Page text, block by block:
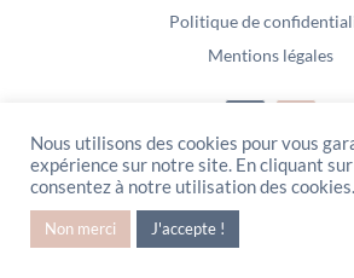
Politique de
Mentions légales
PeeKaBoo / Sarl Gablia au capital de 10 000
000 Clermont-Ferrand – Copyright2021 – Tous
Media l’Abeille / Site Web : Pixel
Nous utilisons des cookies pour vous
expérience sur notre site. En cliquant
consentez à notre utilisation des cookies.
Non merci J'accepte !